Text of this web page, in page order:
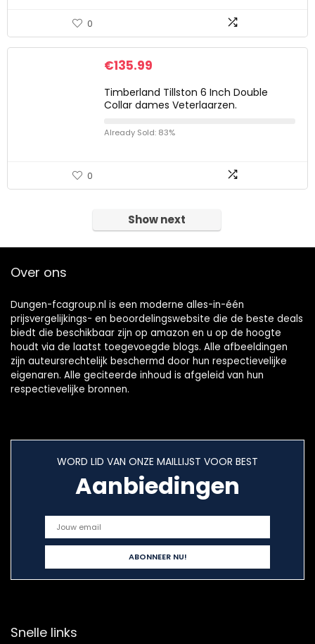
0
€135.99
Timberland Tillston 6 Inch Double
Collar dames Veterlaarzen.
Already Sold: 83%
0
Show next
Over ons
Dungen-fcagroup.nl is een moderne alles-in-één
prijsvergelijkings- en beoordelingswebsite die de beste deals
biedt die beschikbaar zijn op amazon en u op de hoogte
houdt via de laatst toegevoegde blogs. Alle afbeeldingen
zijn auteursrechtelijk beschermd door hun respectievelijke
eigenaren. Alle geciteerde inhoud is afgeleid van hun
respectievelijke bronnen.
WORD LID VAN ONZE MAILLIJST VOOR BEST
Aanbiedingen
Snelle links